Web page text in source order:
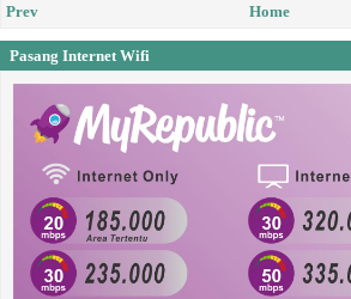
Prev Home
Pasang Internet Wifi